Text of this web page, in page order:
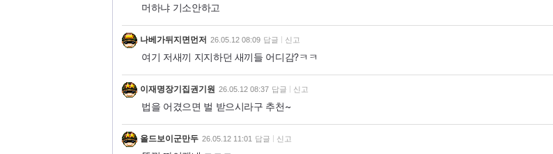
머하냐 기소안하고
나베가뒤지면먼저 26.05.12 08:09 답글 신고
여기 저새끼 지지하던 새끼들 어디감?ㅋㅋ
이재명장기집권기원 26.05.12 08:37 답글 신고
법을 어겼으면 벌 받으시라구 추천~
올드보이군만두 26.05.12 11:01 답글 신고